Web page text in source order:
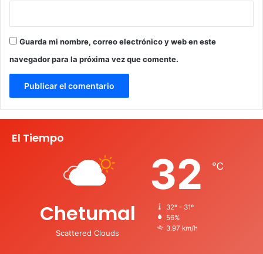
Guarda mi nombre, correo electrónico y web en este
navegador para la próxima vez que comente.
El Tiempo
Chetumal
Scattered Clouds
32 ℃
32º - 31º
56%
3.97 km/h